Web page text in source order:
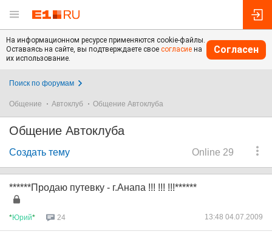
На информационном ресурсе применяются cookie-файлы.
Оставаясь на сайте, вы подтверждаете свое согласие на
их использование.
Согласен
Поиск по форумам
Общение Автоклуб Общение Автоклуба
Общение Автоклуба
Online 29
Создать тему
******Продаю путевку - г.Анапа !!! !!! !!!******
*Юрий* 24 13:48 04.07.2009